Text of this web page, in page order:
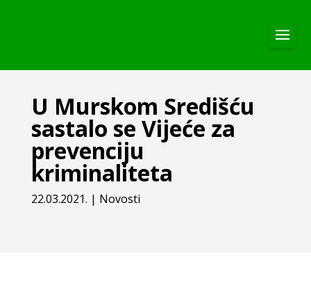
U Murskom Središću
sastalo se Vijeće za
prevenciju
kriminaliteta
22.03.2021. | Novosti